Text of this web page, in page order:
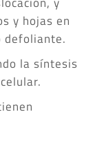
y hojas en
defoliante.
la síntesis